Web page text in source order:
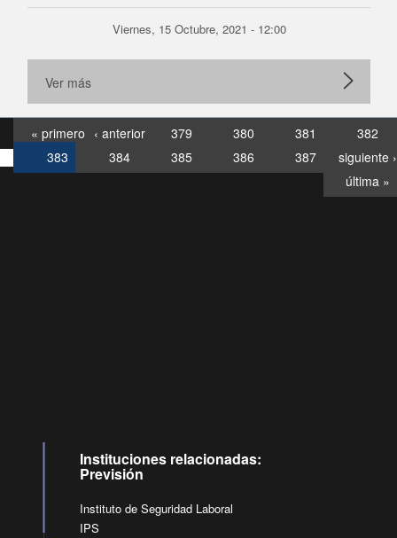
Viernes, 15 Octubre, 2021 - 12:00
Ver más
« primero ‹ anterior 379 380 381
382
383
384 385 386 387
siguiente ›
última »
Instituciones relacionadas:
Previsión
Instituto de Seguridad Laboral
IPS